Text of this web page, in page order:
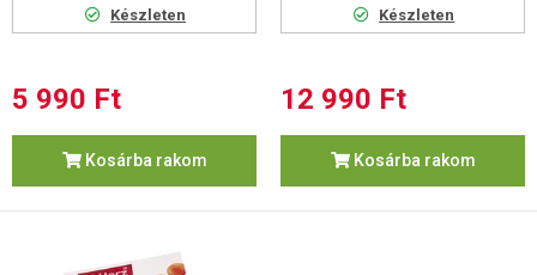
Készleten
5 990 Ft
Kosárba rakom
Készleten
12 990 Ft
Kosárba rakom